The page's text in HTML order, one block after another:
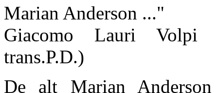
Marian Anderson ..."
Giacomo Lauri Volpi
trans.P.D.)
De alt Marian